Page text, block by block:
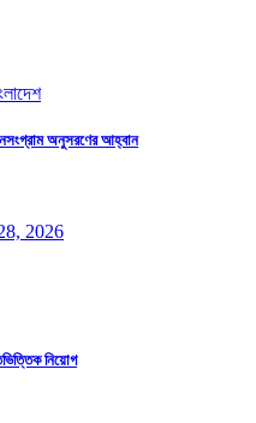
অনুসরণের আহ্বান
2026
নিয়োগ